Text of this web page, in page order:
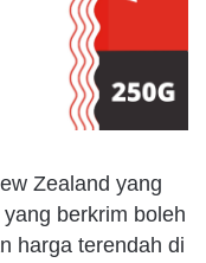
Zealand yang
berkrim boleh
harga terendah di